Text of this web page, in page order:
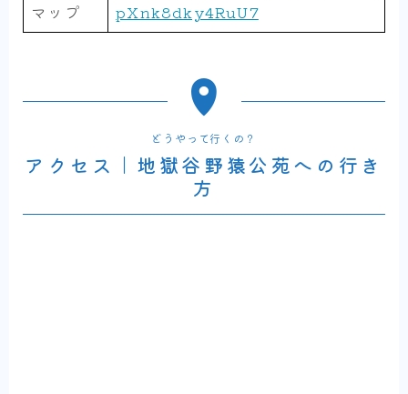
マップ
pXnk8dky4RuU7
どうやって行くの？
アクセス｜地獄谷野猿公苑への行き
方